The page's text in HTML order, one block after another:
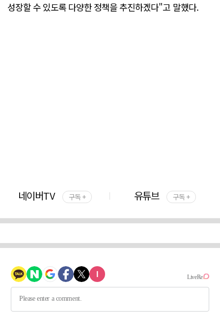
성장할 수 있도록 다양한 정책을 추진하겠다"고 말했다.
네이버TV 구독 + 유튜브 구독 +